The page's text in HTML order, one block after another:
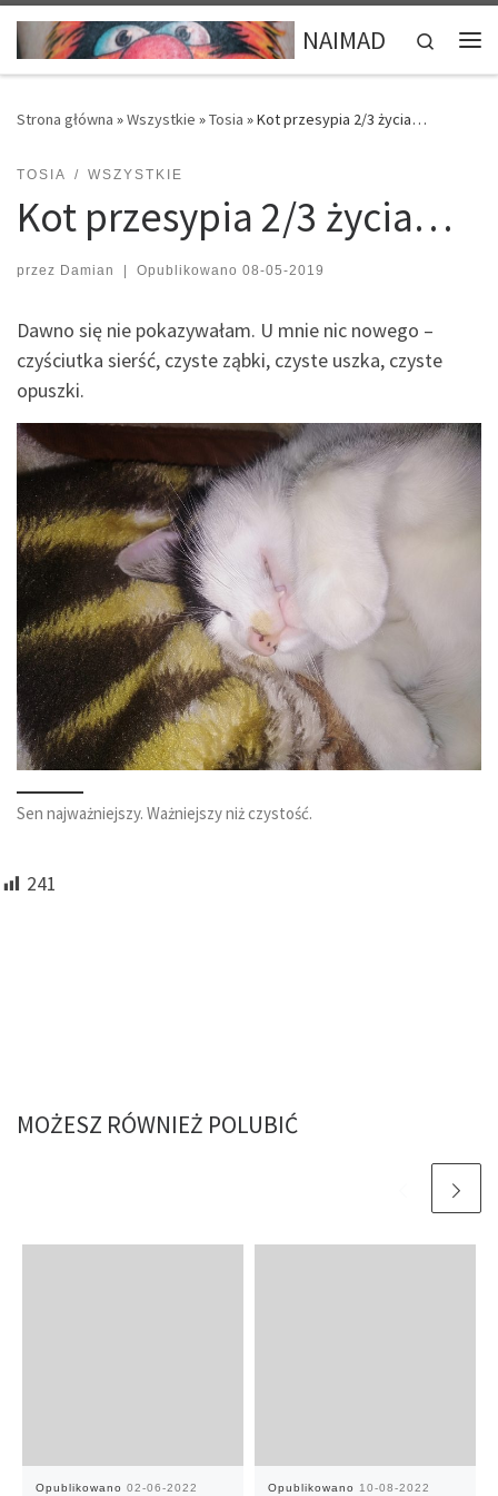
Przejdź do treści NAIMAD
Search
Strona główna »Wszystkie »Tosia »Kot przesypia 2/3 życia…
TOSIA WSZYSTKIE
Kot przesypia 2/3 życia…
przez Damian | Opublikowano 08-05-2019
Dawno się nie pokazywałam. U mnie nic nowego –
czyściutka sierść, czyste ząbki, czyste uszka, czyste
opuszki.
Sen najważniejszy. Ważniejszy niż czystość.
241
MOŻESZ RÓWNIEŻ POLUBIĆ
Opublikowano 02-06-2022 Opublikowano 10-08-2022